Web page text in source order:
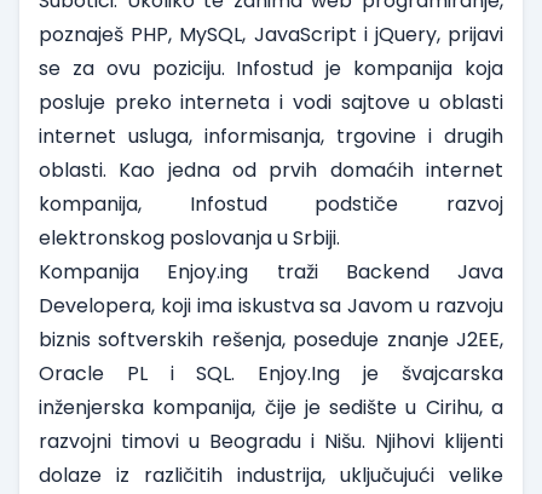
poznaješ PHP, MySQL, JavaScript i jQuery, prijavi
se za ovu poziciju. Infostud je kompanija koja
posluje preko interneta i vodi sajtove u oblasti
internet usluga, informisanja, trgovine i drugih
oblasti. Kao jedna od prvih domaćih internet
kompanija, Infostud podstiče razvoj
elektronskog poslovanja u Srbiji.
Kompanija Enjoy.ing traži Backend Java
Developera, koji ima iskustva sa Javom u razvoju
biznis softverskih rešenja, poseduje znanje J2EE,
Oracle PL i SQL. Enjoy.Ing je švajcarska
inženjerska kompanija, čije je sedište u Cirihu, a
razvojni timovi u Beogradu i Nišu. Njihovi klijenti
dolaze iz različitih industrija, uključujući velike